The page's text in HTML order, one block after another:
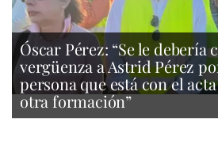
Óscar Pérez: “Se le debería
vergüenza a Astrid Pérez
persona que está con el
otra formación”